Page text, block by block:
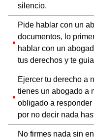
silencio.
Pide hablar con un
documentos, lo
hablar con un
tus derechos y te
Ejercer tu derecho a
tienes un abogado a
obligado a
por no decir nada
No firmes nada sin